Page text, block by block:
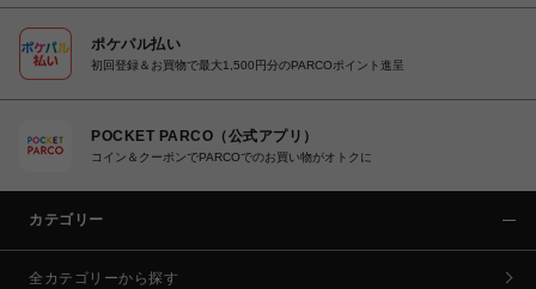
ポケパル払い
初回登録＆お買物で最大1,500円分のPARCOポイント進呈
POCKET PARCO（公式アプリ）
コイン＆クーポンでPARCOでのお買い物がオトクに
カテゴリー
全カテゴリーから探す